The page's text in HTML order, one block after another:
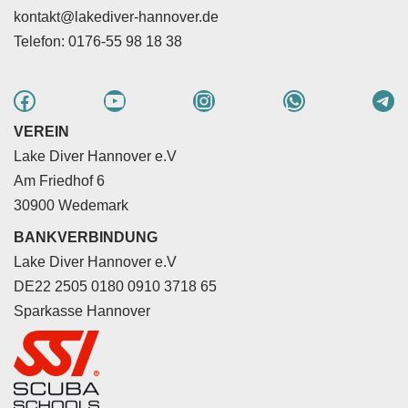
kontakt@lakediver-hannover.de
Telefon: 0176-55 98 18 38
VEREIN
Lake Diver Hannover e.V
Am Friedhof 6
30900 Wedemark
BANKVERBINDUNG
Lake Diver Hannover e.V
DE22 2505 0180 0910 3718 65
Sparkasse Hannover